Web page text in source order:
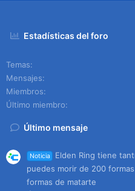
Estadísticas del foro
Temas
Mensajes
Miembros
Último miembro
Último mensaje
Noticia
Elden Ring tiene
puedes morir de 200
formas de matarte